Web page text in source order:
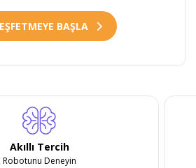
BAŞLA
Akıllı Tercih
Robotunu Deneyin